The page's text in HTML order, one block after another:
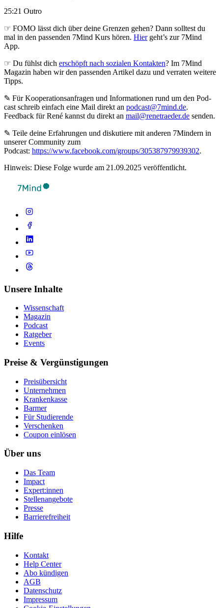
25:21 Outro
☞ FOMO lässt dich über deine Grenzen gehen? Dann solltest du
mal in den passenden 7Mind Kurs hören. Hiergeht’s zur 7Mind
App.
☞ Du fühlst dich erschöpft nach sozialen Kontakten? Im 7Mind
Magazin haben wir den passenden Artikel dazu und verraten weitere
Tipps.
✎ Für Koope­ra­ti­ons­an­fra­gen und Infor­ma­tio­nen rund um den Pod­
cast schreib ein­fach eine Mail direkt an podcast@7mind.de.
Feedback für René kannst du direkt an mail@renetraeder.de senden.
✎ Teile deine Erfahrungen und diskutiere mit anderen 7Mindern in
unserer Community zum
Podcast: https://www.facebook.com/groups/305387979939302.
Hinweis: Diese Folge wurde am 21.09.2025 veröffentlicht.
Unsere Inhalte
Wissenschaft
Magazin
Podcast
Ratgeber
Events
Preise & Vergünstigungen
Preisübersicht
Unternehmen
Krankenkasse
Barmer
Für Studierende
Ver­schen­ken
Coupon einlösen
Über uns
Das Team
Impact
Expert:innen
Stellenangebote
Presse
Barrierefreiheit
Hilfe
Kontakt
Help Center
Abo kündigen
AGB
Datenschutz
Impressum